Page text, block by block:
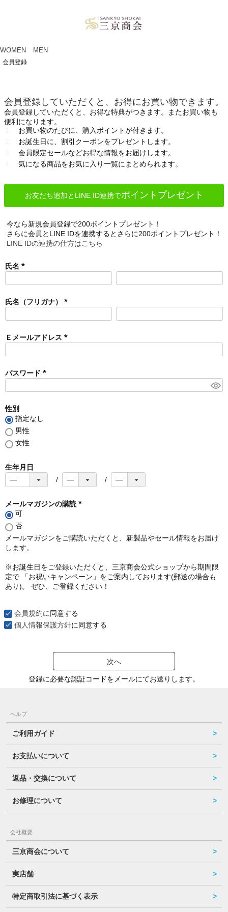
WOMEN MEN
会員登録
会員登録していただくと、お得にお買い物できます。
会員登録していただくと、お得な特典がつきます。またお買い物も
便利になります。
お買い物のたびに、購入ポイントが付きます。
お誕生日に、割引クーポンをプレゼントします。
会員限定セールなどお得な情報をお届けします。
気になる商品をお気に入り一覧にまとめられます。
お友だち追加とLINE ID連携でポイントプレゼント
今なら新規会員登録で200ポイントプレゼント！
さらに会員とLINE IDを連携するとさらに200ポイントプレゼント！
LINE IDの連携の仕方はこちら
氏名
必
氏名（フリガナ）
必
Ｅメールアドレス
必
パスワード
必
性別
指定なし
男性
女性
生年月日
メールマガジンの購読
須
)
可
否
メールマガジンをご購読いただくと、新製品やセール情報をお届け
します。
※お誕生日をご登録いただくと、三京商会公式ショップから期間限
定で 「お祝いキャンペーン」をご案内しております(郵送の場合も
あり)。 ぜひ、ご登録ください！
会員規約に同意する
個人情報保護方針に同意する
次へ
登録に必要な認証コードをメールにてお送りします。
ヘルプ
ご利用ガイド
お支払いについて
返品・交換について
お修理について
会社概要
三京商会について
実店舗
特定商取引法に基づく表示